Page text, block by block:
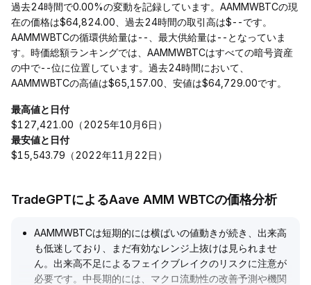
過去24時間で0.00%の変動を記録しています。AAMMWBTCの現
在の価格は$64,824.00、過去24時間の取引高は$--です。
AAMMWBTCの循環供給量は--、最大供給量は--となっていま
す。時価総額ランキングでは、AAMMWBTCはすべての暗号資産
の中で--位に位置しています。過去24時間において、
AAMMWBTCの高値は$65,157.00、安値は$64,729.00です。
最高値と日付
$127,421.00（2025年10月6日）
最安値と日付
$15,543.79（2022年11月22日）
TradeGPTによるAave AMM WBTCの価格分析
AAMMWBTCは短期的には横ばいの値動きが続き、出来高
も低迷しており、まだ有効なレンジ上抜けは見られませ
ん。出来高不足によるフェイクブレイクのリスクに注意が
必要です。中長期的には、マクロ流動性の改善予測や機関